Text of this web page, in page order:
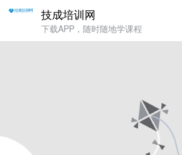
技成培训网
下载APP，随时随地学课程